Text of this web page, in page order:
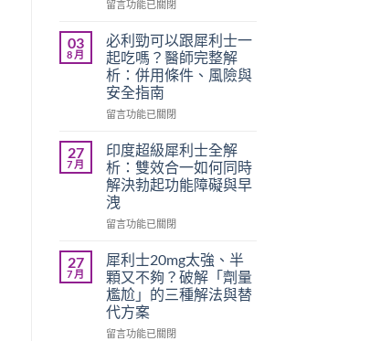
在
利
勁
療
程
需
要
久？
完
整
指
南：
香
男
性
必
讀
的
療
留言功能已關閉
03
8 月
必利勁可以跟犀利士一
起吃嗎？醫師完整解
析：併用條件、風險與
安全指南
在
利
勁
可
以
跟
犀
士
一
起
吃
嗎？
醫
留言功能已關閉
27
7 月
印度超級犀利士全解
析：雙效合一如何同時
解決勃起功能障礙與早
洩
在
度
超
級
犀
利
士
留言功能已關閉
27
7 月
犀利士20mg太強、半
顆又不夠？破解「劑量
尷尬」的三種解法與替
代方案
在
留言功能已關閉